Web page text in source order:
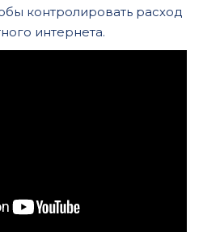
контролировать расход
интернета.